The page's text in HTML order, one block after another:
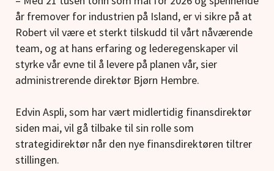
år fremover for industrien på Island, er vi sikre på at
Robert vil være et sterkt tilskudd til vårt nåværende
team, og at hans erfaring og lederegenskaper vil
styrke vår evne til å levere på planen vår, sier
administrerende direktør Bjørn Hembre.
Edvin Aspli, som har vært midlertidig finansdirektør
siden mai, vil gå tilbake til sin rolle som
strategidirektør når den nye finansdirektøren tiltrer
stillingen.